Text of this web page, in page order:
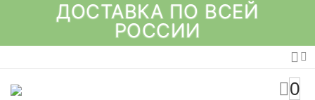
ДОСТАВКА ПО ВСЕЙ
РОССИИ
0